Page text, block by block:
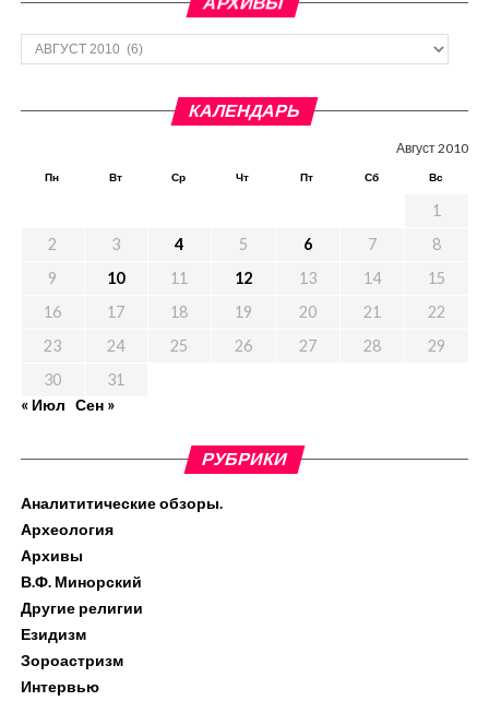
Архивы
КАЛЕНДАРЬ
Август 2010
Пн Вт Ср Чт Пт Сб Вс
1
2
3 4 5 6 7
8
9
10 11 12 13 14
15
16
17 18 19 20 21
22
23
24 25 26 27 28
29
30
31
« Июл Сен »
РУБРИКИ
Аналититические обзоры.
Археология
Архивы
В.Ф. Минорский
Другие религии
Езидизм
Зороастризм
Интервью